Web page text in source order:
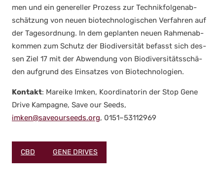
men und ein gene­rel­ler Pro­zess zur Tech­nik­fol­gen­ab­
schät­zung von neu­en bio­tech­no­lo­gi­schen Ver­fah­ren auf
der Tages­ord­nung. In dem geplan­ten neu­en Rah­men­ab­
kom­men zum Schutz der Bio­di­ver­si­tät befasst sich des­
sen Ziel 17 mit der Abwen­dung von Bio­di­ver­si­täts­schä­
den auf­grund des Ein­sat­zes von Bio­tech­no­lo­gien.
Kon­takt: Marei­ke Imken, Koor­di­na­to­rin der Stop Gene
Dri­ve Kam­pa­gne, Save our Seeds,
imken@saveourseeds.org, 0151–53112969
CBD GENE DRIVES